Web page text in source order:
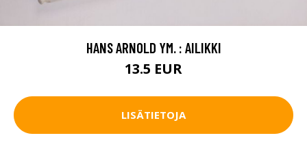
HANS ARNOLD YM. : AILIKKI
13.5 EUR
LISÄTIETOJA